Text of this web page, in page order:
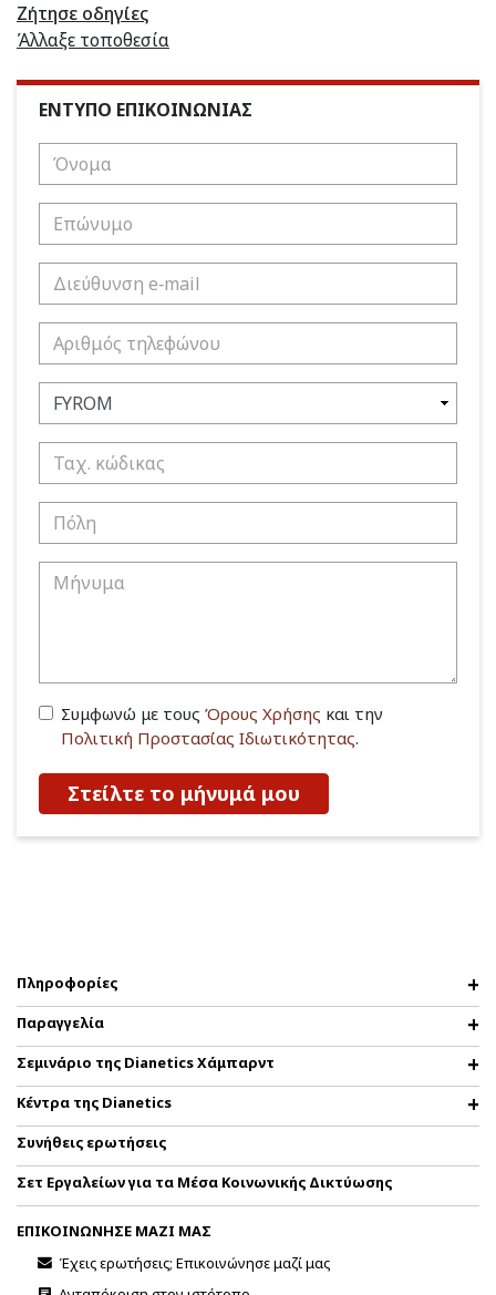
Ζήτησε οδηγίες
Άλλαξε τοποθεσία
ΕΝΤΥΠΟ ΕΠΙΚΟΙΝΩΝΙΑΣ
Συμφωνώ με τους Όρους Χρήσης και την
Πολιτική Προστασίας Ιδιωτικότητας.
Στείλτε το μήνυμά μου
Πληροφορίες
Παραγγελία
Σεμινάριο της Dianetics Χάμπαρντ
Κέντρα της Dianetics
Συνήθεις ερωτήσεις
Σετ Εργαλείων για τα Μέσα Κοινωνικής Δικτύωσης
ΕΠΙΚΟΙΝΩΝΗΣΕ ΜΑΖΙ ΜΑΣ
Έχεις ερωτήσεις; Επικοινώνησε μαζί μας